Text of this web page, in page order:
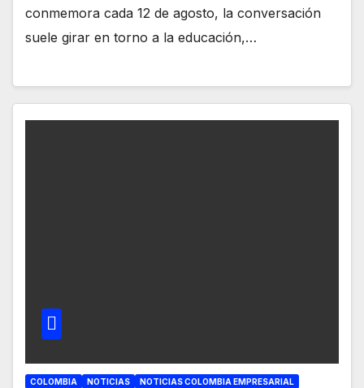
conmemora cada 12 de agosto, la conversación
suele girar en torno a la educación,…
COLOMBIA NOTICIAS NOTICIAS COLOMBIA EMPRESARIAL